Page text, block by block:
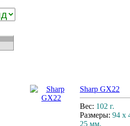
Sharp GX22
Вес: 102 г.
Размеры: 94 x
25 мм.